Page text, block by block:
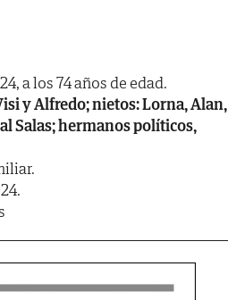
a los 74 años de edad.
y Alfredo; nietos: Lorna, Alan,
Salas; hermanos políticos,